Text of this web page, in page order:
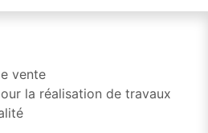
vente
la réalisation de travaux